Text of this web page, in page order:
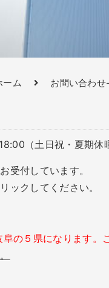
ーム お問い合わ
（土日祝・夏期休
受付しています。
ックしてください。
の５県になります。